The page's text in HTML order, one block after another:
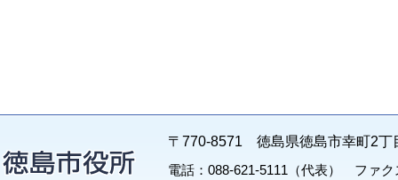
〒770-8571 徳島県徳島市幸町2丁
電話：088-621-5111（代表） ファク